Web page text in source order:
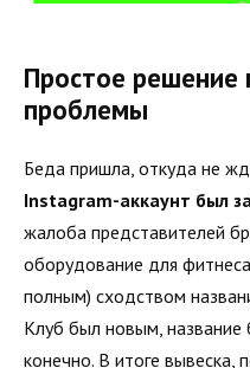
Простое решение
проблемы
Беда пришла, откуда не
Instagram-аккаунт был
жалоба представителей
оборудование для
полным) сходством
Клуб был новым,
конечно. В итоге вывеска,